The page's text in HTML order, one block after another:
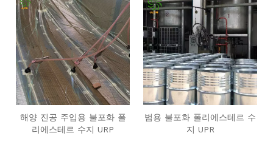
해양 진공 주입용 불포화 폴
리에스테르 수지 URP
범용 불포화 폴리에스테르 수
지 UPR